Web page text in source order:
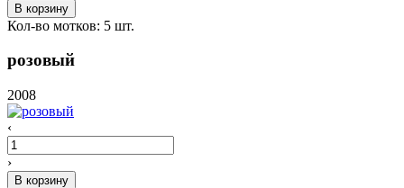
В корзину
Кол-во мотков: 5 шт.
розовый
2008
‹
›
В корзину